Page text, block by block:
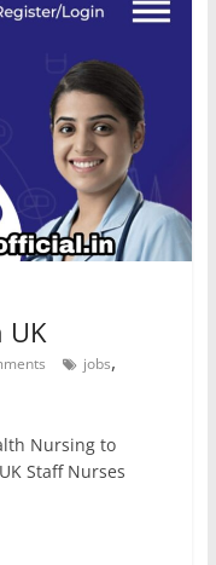
UK
jobs,
Nursing to
Staff Nurses